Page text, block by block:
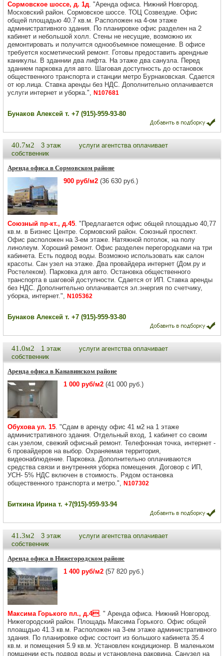
Сормовское шоссе, д. 1д. "Аренда офиса. Нижний Новгород.
Московский район. Сормовское шоссе. ТОЦ Созвездие. Офис
общей площадью 40.7 кв.м. Расположен на 4-ом этаже
административного здания. По планировке офис разделен на 2
кабинет и небольшой холл. Стены не несущие, возможно их
демонтировать и получится однообъемное помещение. В офисе
требуется косметический ремонт. Готовы предоставить арендные
каникулы. В зданнии два лифта. На этаже два санузла. Перед
зданием парковка для авто. Шаговая доступность до остановок
общественного транспорта и станции метро Бурнаковская. Сдается
от юр.лица. Ставка аренды без НДС. Дополнительно оплачивается
услуги интернет и уборка.", N107681
Бунаков Алексей т. +7 (915)-959-93-80
40.7м2 3 этаж
услуги агентства оплачивает
собственник
Аренда офиса в Сормовском районе
900 руб/м2 (36 630 руб.)
Союзный пр-кт., д.45. "Предлагается офис общей площадью 40,77
кв.м. в Бизнес Центре. Сормовский район. Союзный проспект.
Офис расположен на 3-ем этаже. Натяжной потолок, на полу
линолеум. Хороший ремонт. Офис разделен перегородками на три
кабинета. Есть подвод воды. Возможно использовать как салон
красоты. Сан узел на этаже. Два провайдера интернет (Дом.ру и
Ростелеком). Парковка для авто. Остановка общественного
транспорта в шаговой доступности. Сдается от ИП. Ставка аренды
без НДС. Дополнительно оплачивается эл.энергия по счетчику,
уборка, интернет.", N105362
Бунаков Алексей т. +7 (915)-959-93-80
41.0м2 1 этаж
услуги агентства оплачивает
собственник
Аренда офиса в Канавинском районе
1 000 руб/м2 (41 000 руб.)
Обухова ул. 15. "Сдам в аренду офис 41 м2 на 1 этаже
административного здания. Отдельный вход, 1 кабинет со своим
сан.узелом, свежий офисный ремонт. Телефонная точка, интернет -
6 провайдеров на выбор. Охраняемая территория,
видеонаблюдение. Парковка. Дополнительно оплачиваются
средства связи и внутренняя уборка помещения. Договор с ИП,
УСН- 5% НДС включен в стоимость. Рядом остановка
общественного транспорта и метро.", N107302
Биткина Ирина т. +7(915)-959-93-94
41.3м2 3 этаж
услуги агентства оплачивает
собственник
Аренда офиса в Нижегородском районе
1 400 руб/м2 (57 820 руб.)
Максима Горького пл., д.4. " Аренда офиса. Нижний Новгород.
Нижегородский район. Площадь Максима Горького. Офис общей
плоащдью 41.3 кв.м. Расположен на 3-ем этаже административного
здания. По планировке офис состоит из большого кабинета 35.4
кв.м. и помещения 5.9 кв.м. Установлен кондиционер. В маленьком
помщении есть подвод воды и установлена раковина. Санузел на